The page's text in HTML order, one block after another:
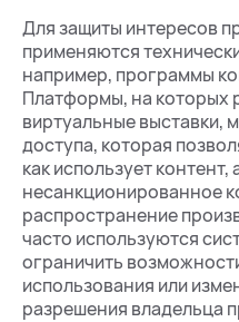
Для защиты интересов
применяются
например, программы
Платформы, на которых
виртуальные выставки,
доступа, которая
как использует
несанкционированное
распространение
часто используются
ограничить
использования или
разрешения владельца